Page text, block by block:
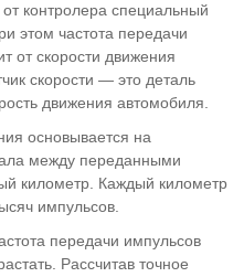
от контролера специальный
этом частота передачи
от скорости движения
скорости — это деталь
движения автомобиля.
основывается на
между переданными
километр. Каждый километр
импульсов.
передачи импульсов
Рассчитав точное